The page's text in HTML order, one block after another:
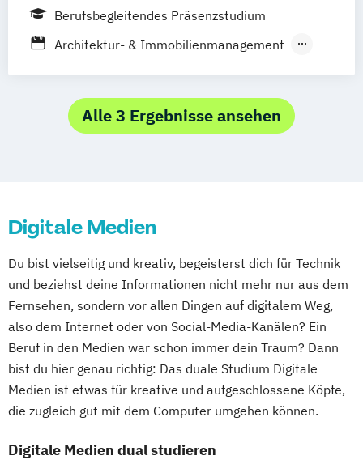
Bielefeld
Berlin Düren
Frechen
Berufsbegleitendes Präsenzstudium
Architektur- & Immobilienmanagement
Digital Business Management
Handwerksmanagement Physiotherapie
Wirtschaftsingenieurwesen Schwerpunkt
Wirtschaftsingenieurwesen Schwerpunkt
Maschinenbau
Alle 3 Ergebnisse ansehen
Digitale Medien
Du bist vielseitig und kreativ, begeisterst dich für Technik
und beziehst deine Informationen nicht mehr nur aus dem
Fernsehen, sondern vor allen Dingen auf digitalem Weg,
also dem Internet oder von Social-Media-Kanälen? Ein
Beruf in den Medien war schon immer dein Traum? Dann
bist du hier genau richtig: Das duale Studium Digitale
Medien ist etwas für kreative und aufgeschlossene Köpfe,
die zugleich gut mit dem Computer umgehen können.
Digitale Medien dual studieren